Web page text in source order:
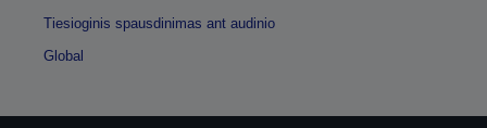
Tiesioginis spausdinimas ant audinio
Global